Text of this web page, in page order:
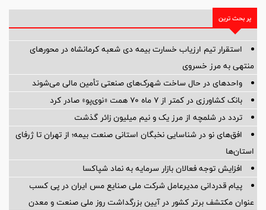
پر بحث ترین
استقرار تیم ارزیاب خسارت بیمه دی شعبه کرمانشاه در محورهای
منتهی به مرز خسروی
واحدهای در حال ساخت شهرک‌های صنعتی تأمین مالی می‌شوند
بانک کشاورزی در کمتر از ۷ ماه ۷۰ همت «نوی‌پو» صادر کرد
تردد در شلمچه از مرز یک و نیم میلیون زائر گذشت
افق‌های نو در شناسایی نخبگان استانی صنعت بیمه؛ از تهران تا ژرفای
استان‌ها
افزایش توجه فعالان بازار سرمایه به نماد شپاکسا
پیام قدردانی مدیرعامل شرکت ملی صنایع مس ایران در پی کسب
عنوان مکتشف برتر کشور در آیین بزرگداشت روز ملی صنعت و معدن